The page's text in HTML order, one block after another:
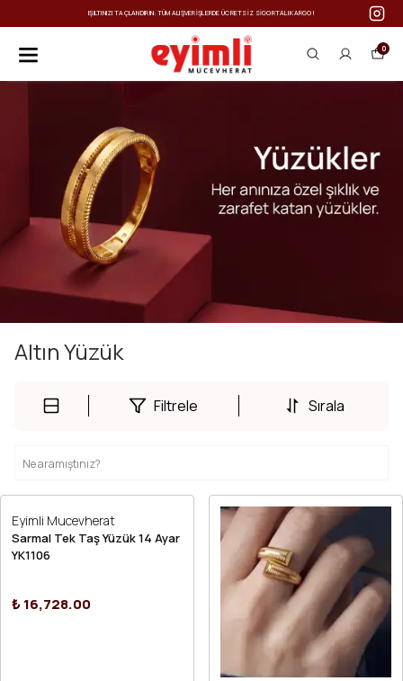
IŞILTINIZI TAÇLANDIRIN: TÜM ALIŞVERIŞLERDE ÜCRETSIZ SIGORTALI KARGO!
0
Altın Yüzük
Filtrele Sırala
Eyimli Mucevherat
Sarmal Tek Taş Yüzük 14 Ayar
YK1106
₺ 16,728.00